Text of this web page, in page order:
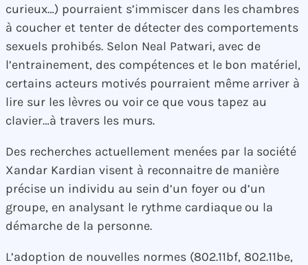
curieux…) pourraient s’immiscer dans les chambres
à coucher et tenter de détecter des comportements
sexuels prohibés. Selon Neal Patwari, avec de
l’entrainement, des compétences et le bon matériel,
certains acteurs motivés pourraient même arriver à
lire sur les lèvres ou voir ce que vous tapez au
clavier…à travers les murs.
Des recherches actuellement menées par la société
Xandar Kardian visent à reconnaitre de manière
précise un individu au sein d’un foyer ou d’un
groupe, en analysant le rythme cardiaque ou la
démarche de la personne.
L’adoption de nouvelles normes (802.11bf, 802.11be,